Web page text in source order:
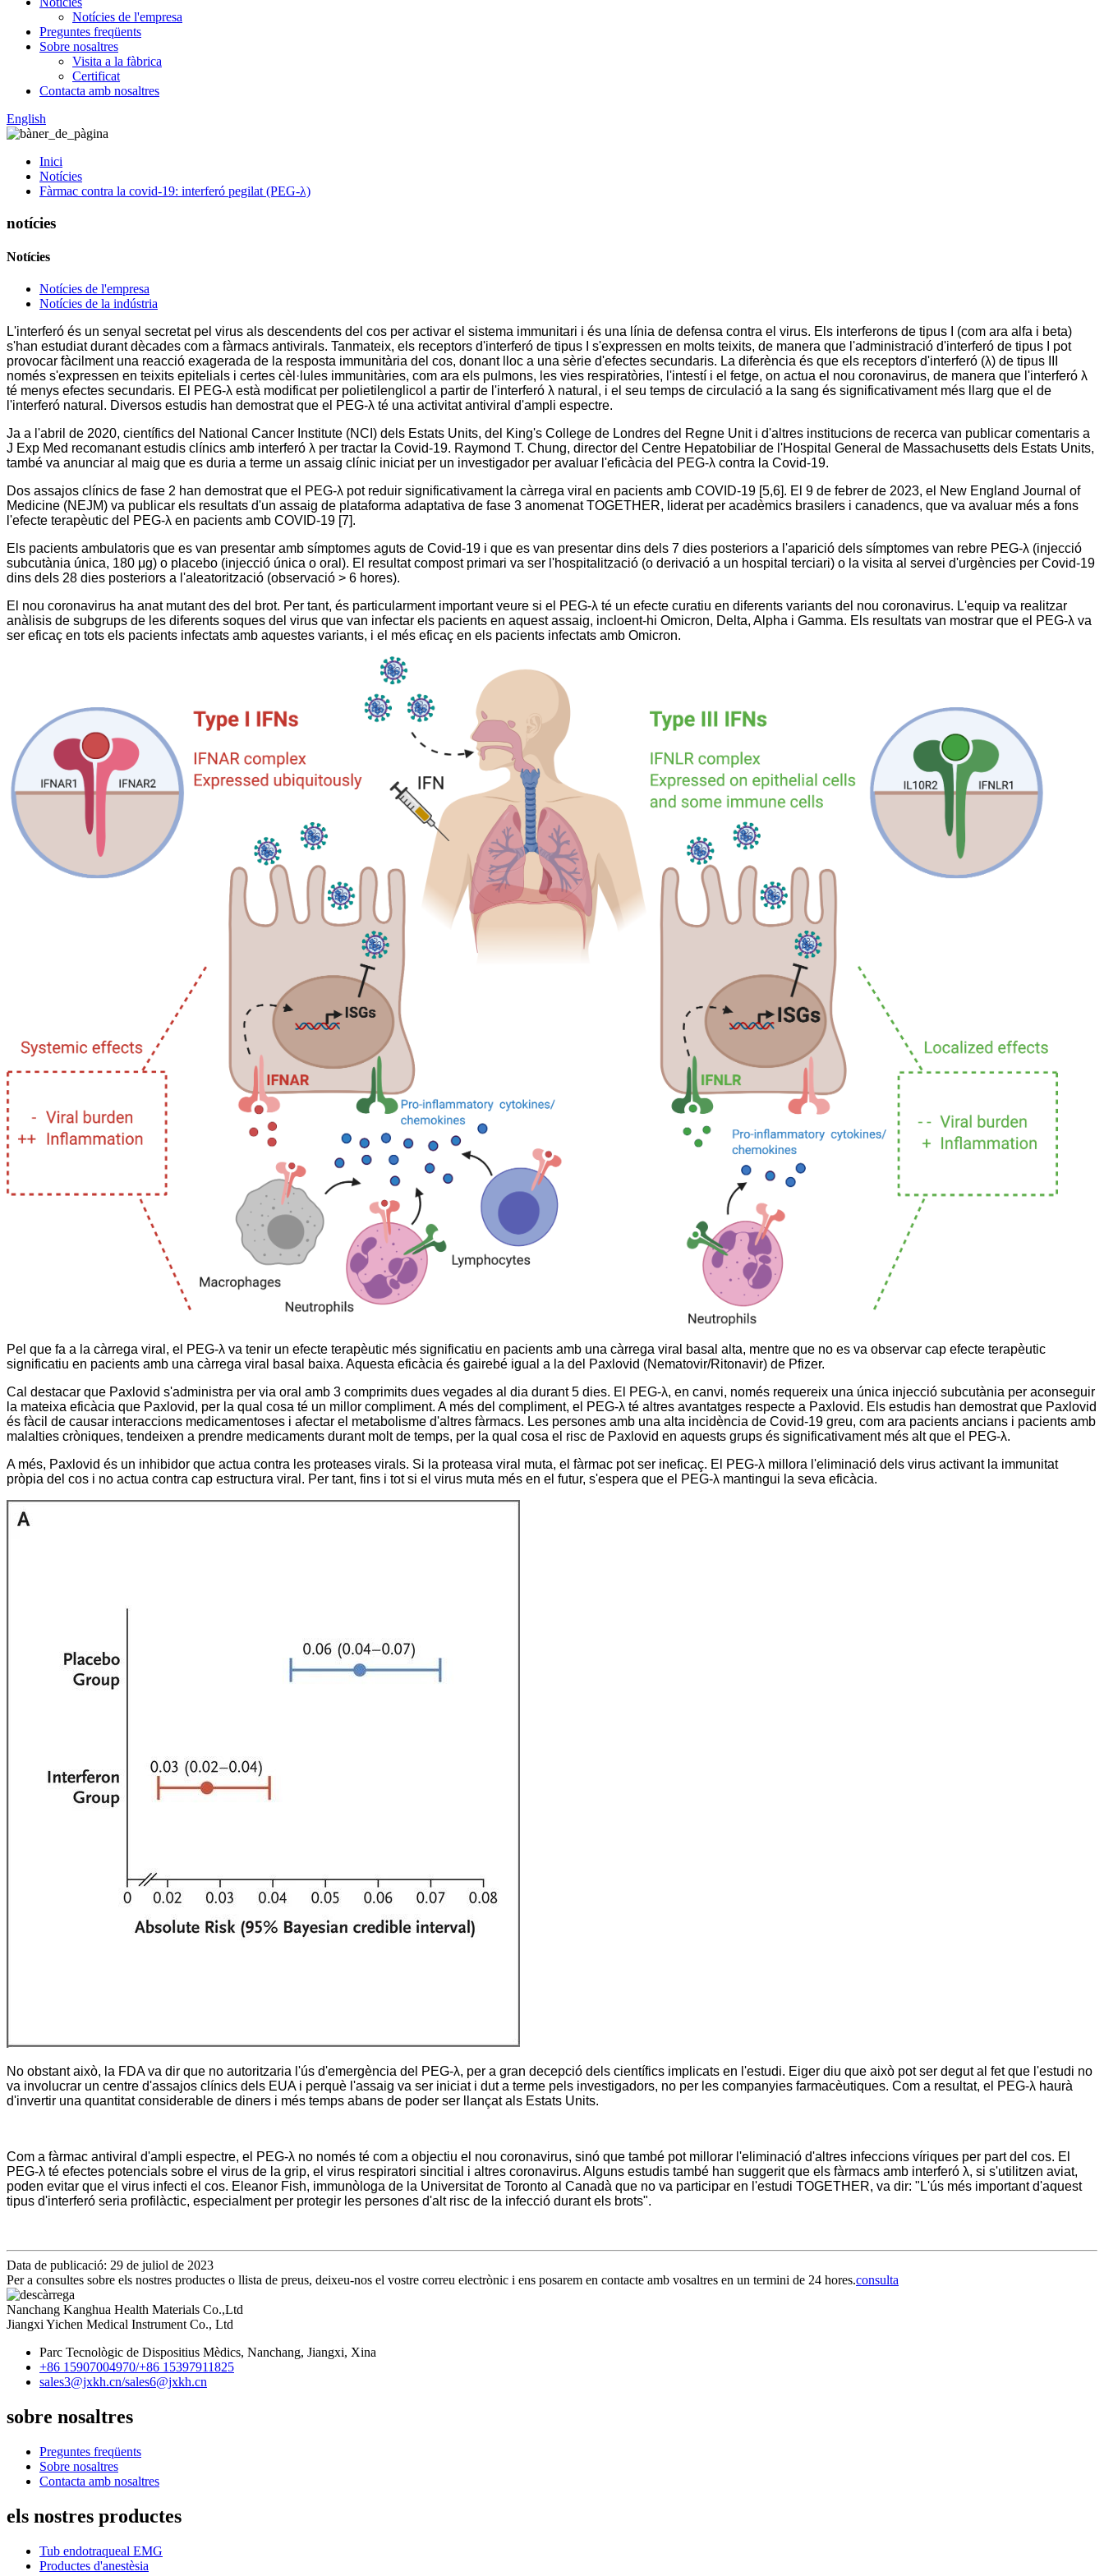
Notícies de l'empresa
Preguntes freqüents
Sobre nosaltres
Visita a la fàbrica
Certificat
Contacta amb nosaltres
English
Inici
Notícies
Fàrmac contra la covid-19: interferó pegilat (PEG-λ)
notícies
Notícies
Notícies de l'empresa
Notícies de la indústria
L'interferó és un senyal secretat pel virus als descendents del cos per activar el sistema immunitari i és una línia de defensa contra el virus. Els interferons de tipus I (com ara alfa i beta)
s'han estudiat durant dècades com a fàrmacs antivirals. Tanmateix, els receptors d'interferó de tipus I s'expressen en molts teixits, de manera que l'administració d'interferó de tipus I pot
provocar fàcilment una reacció exagerada de la resposta immunitària del cos, donant lloc a una sèrie d'efectes secundaris. La diferència és que els receptors d'interferó (λ) de tipus III
només s'expressen en teixits epitelials i certes cèl·lules immunitàries, com ara els pulmons, les vies respiratòries, l'intestí i el fetge, on actua el nou coronavirus, de manera que l'interferó λ
té menys efectes secundaris. El PEG-λ està modificat per polietilenglicol a partir de l'interferó λ natural, i el seu temps de circulació a la sang és significativament més llarg que el de
l'interferó natural. Diversos estudis han demostrat que el PEG-λ té una activitat antiviral d'ampli espectre.
Ja a l'abril de 2020, científics del National Cancer Institute (NCI) dels Estats Units, del King's College de Londres del Regne Unit i d'altres institucions de recerca van publicar comentaris a
J Exp Med recomanant estudis clínics amb interferó λ per tractar la Covid-19. Raymond T. Chung, director del Centre Hepatobiliar de l'Hospital General de Massachusetts dels Estats Units,
també va anunciar al maig que es duria a terme un assaig clínic iniciat per un investigador per avaluar l'eficàcia del PEG-λ contra la Covid-19.
Dos assajos clínics de fase 2 han demostrat que el PEG-λ pot reduir significativament la càrrega viral en pacients amb COVID-19 [5,6]. El 9 de febrer de 2023, el New England Journal of
Medicine (NEJM) va publicar els resultats d'un assaig de plataforma adaptativa de fase 3 anomenat TOGETHER, liderat per acadèmics brasilers i canadencs, que va avaluar més a fons
l'efecte terapèutic del PEG-λ en pacients amb COVID-19 [7].
Els pacients ambulatoris que es van presentar amb símptomes aguts de Covid-19 i que es van presentar dins dels 7 dies posteriors a l'aparició dels símptomes van rebre PEG-λ (injecció
subcutània única, 180 μg) o placebo (injecció única o oral). El resultat compost primari va ser l'hospitalització (o derivació a un hospital terciari) o la visita al servei d'urgències per Covid-19
dins dels 28 dies posteriors a l'aleatorització (observació > 6 hores).
El nou coronavirus ha anat mutant des del brot. Per tant, és particularment important veure si el PEG-λ té un efecte curatiu en diferents variants del nou coronavirus. L'equip va realitzar
anàlisis de subgrups de les diferents soques del virus que van infectar els pacients en aquest assaig, incloent-hi Omicron, Delta, Alpha i Gamma. Els resultats van mostrar que el PEG-λ va
ser eficaç en tots els pacients infectats amb aquestes variants, i el més eficaç en els pacients infectats amb Omicron.
Pel que fa a la càrrega viral, el PEG-λ va tenir un efecte terapèutic més significatiu en pacients amb una càrrega viral basal alta, mentre que no es va observar cap efecte terapèutic
significatiu en pacients amb una càrrega viral basal baixa. Aquesta eficàcia és gairebé igual a la del Paxlovid (Nematovir/Ritonavir) de Pfizer.
Cal destacar que Paxlovid s'administra per via oral amb 3 comprimits dues vegades al dia durant 5 dies. El PEG-λ, en canvi, només requereix una única injecció subcutània per aconseguir
la mateixa eficàcia que Paxlovid, per la qual cosa té un millor compliment. A més del compliment, el PEG-λ té altres avantatges respecte a Paxlovid. Els estudis han demostrat que Paxlovid
és fàcil de causar interaccions medicamentoses i afectar el metabolisme d'altres fàrmacs. Les persones amb una alta incidència de Covid-19 greu, com ara pacients ancians i pacients amb
malalties cròniques, tendeixen a prendre medicaments durant molt de temps, per la qual cosa el risc de Paxlovid en aquests grups és significativament més alt que el PEG-λ.
A més, Paxlovid és un inhibidor que actua contra les proteases virals. Si la proteasa viral muta, el fàrmac pot ser ineficaç. El PEG-λ millora l'eliminació dels virus activant la immunitat
pròpia del cos i no actua contra cap estructura viral. Per tant, fins i tot si el virus muta més en el futur, s'espera que el PEG-λ mantingui la seva eficàcia.
No obstant això, la FDA va dir que no autoritzaria l'ús d'emergència del PEG-λ, per a gran decepció dels científics implicats en l'estudi. Eiger diu que això pot ser degut al fet que l'estudi no
va involucrar un centre d'assajos clínics dels EUA i perquè l'assaig va ser iniciat i dut a terme pels investigadors, no per les companyies farmacèutiques. Com a resultat, el PEG-λ haurà
d'invertir una quantitat considerable de diners i més temps abans de poder ser llançat als Estats Units.
Com a fàrmac antiviral d'ampli espectre, el PEG-λ no només té com a objectiu el nou coronavirus, sinó que també pot millorar l'eliminació d'altres infeccions víriques per part del cos. El
PEG-λ té efectes potencials sobre el virus de la grip, el virus respiratori sincitial i altres coronavirus. Alguns estudis també han suggerit que els fàrmacs amb interferó λ, si s'utilitzen aviat,
poden evitar que el virus infecti el cos. Eleanor Fish, immunòloga de la Universitat de Toronto al Canadà que no va participar en l'estudi TOGETHER, va dir: "L'ús més important d'aquest
tipus d'interferó seria profilàctic, especialment per protegir les persones d'alt risc de la infecció durant els brots".
Data de publicació: 29 de juliol de 2023
Per a consultes sobre els nostres productes o llista de preus, deixeu-nos el vostre correu electrònic i ens posarem en contacte amb vosaltres en un termini de 24 hores.consulta
Nanchang Kanghua Health Materials Co.,Ltd
Jiangxi Yichen Medical Instrument Co., Ltd
Parc Tecnològic de Dispositius Mèdics, Nanchang, Jiangxi, Xina
+86 15907004970/+86 15397911825
sales3@jxkh.cn/sales6@jxkh.cn
sobre nosaltres
Preguntes freqüents
Sobre nosaltres
Contacta amb nosaltres
els nostres productes
Tub endotraqueal EMG
Productes d'anestèsia